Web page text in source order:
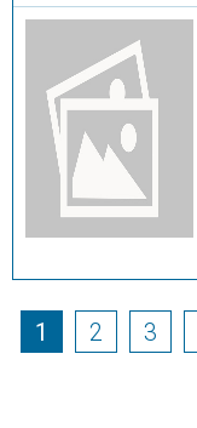
Pagination
Page
1 Page
2 Page
3